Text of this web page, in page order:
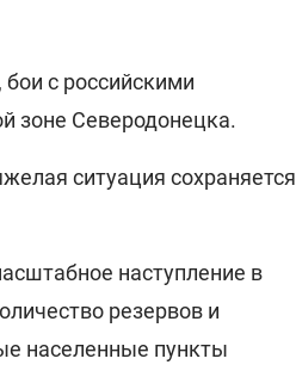
, бои с российскими
зоне Северодонецка.
ситуация сохраняется
наступление в
резервов и
населенные пункты